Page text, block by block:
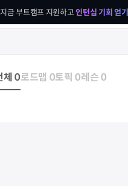
금 부트캠프 지원하고 인턴십 기회 얻기
체 0로드맵 0토픽 0레슨 0